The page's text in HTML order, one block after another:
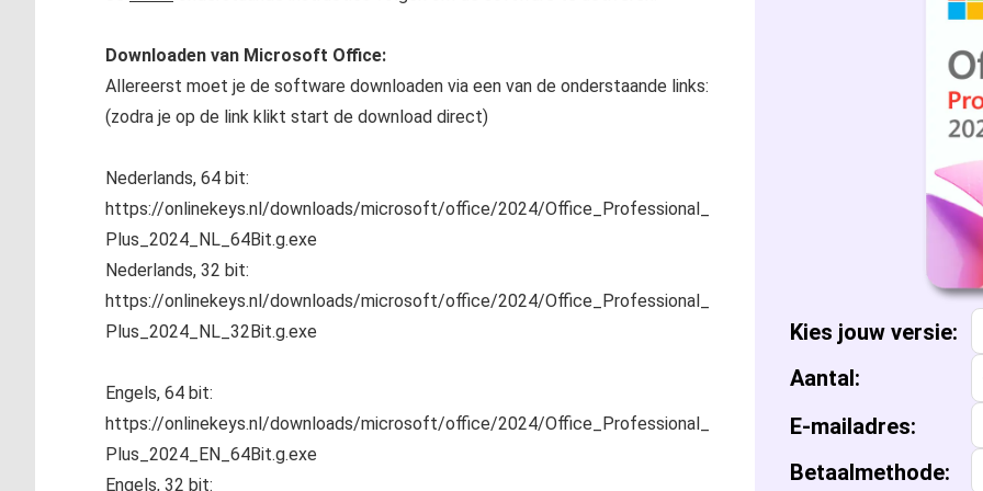
Microsoft Visio Microsoft
Microsoft
Microsoft
Windows
Windows
Windows
Windows
Microsoft SQL Server Microsoft
Microsoft
Microsoft
Downloaden van Microsoft Office:
Allereerst moet je de software downloaden via een van de onderstaande links:
(zodra je op de link klikt start de download direct)
Nederlands, 64 bit:
https://onlinekeys.nl/downloads/microsoft/office/2024/Office_Professional_
Plus_2024_NL_64Bit.g.exe
Nederlands, 32 bit:
https://onlinekeys.nl/downloads/microsoft/office/2024/Office_Professional_
Plus_2024_NL_32Bit.g.exe
Engels, 64 bit:
https://onlinekeys.nl/downloads/microsoft/office/2024/Office_Professional_
Plus_2024_EN_64Bit.g.exe
Engels, 32 bit:
Kies jouw versie:
Aantal:
E-mailadres:
Betaalmethode: